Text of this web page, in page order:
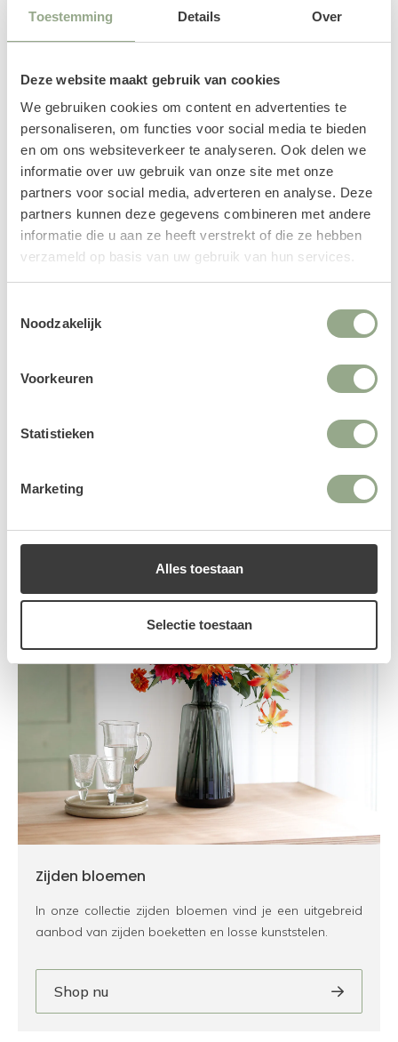
Toestemming Details Over
Deze website maakt gebruik van cookies
We gebruiken cookies om content en advertenties te
personaliseren, om functies voor social media te bieden
en om ons websiteverkeer te analyseren. Ook delen we
informatie over uw gebruik van onze site met onze
partners voor social media, adverteren en analyse. Deze
partners kunnen deze gegevens combineren met andere
informatie die u aan ze heeft verstrekt of die ze hebben
verzameld op basis van uw gebruik van hun services.
Noodzakelijk
Voorkeuren
Statistieken
Marketing
Alles toestaan
Selectie toestaan
Kunstplanten
In onze collectie kunstplanten vind je een uitgebreid
aanbod van kamerplanten, bomen, grassen,
Shop nu
Zijden bloemen
In onze collectie zijden bloemen vind je een uitgebreid
aanbod van zijden boeketten en losse kunststelen.
Shop nu